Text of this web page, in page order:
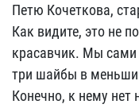
Петю Кочеткова,
Как видите, это не
красавчик. Мы сами
три шайбы в
Конечно, к нему нет